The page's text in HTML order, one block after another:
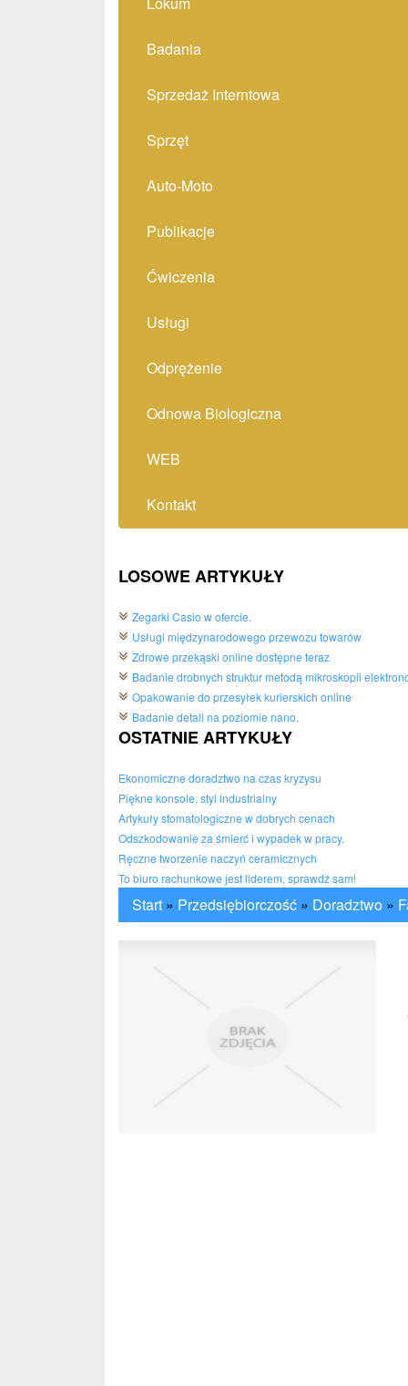
Badania
Sprzedaż Interntowa
Sprzęt
Auto-Moto
Publikacje
Ćwiczenia
Usługi
Odprężenie
Odnowa Biologiczna
WEB
Kontakt
LOSOWE ARTYKUŁY
Zegarki Casio w ofercie.
Usługi międzynarodowego przewozu towarów
Zdrowe przekąski online dostępne teraz
Badanie drobnych struktur metodą mikroskopii
Opakowanie do przesyłek kurierskich online
Badanie detali na poziomie nano.
OSTATNIE ARTYKUŁY
Ekonomiczne doradztwo na czas kryzysu
Piękne konsole, styl industrialny
Artykuły stomatologiczne w dobrych cenach
Odszkodowanie za śmierć i wypadek w pracy.
Ręczne tworzenie naczyń ceramicznych
To biuro rachunkowe jest liderem, sprawdź sam!
Start » Przedsiębiorczość » Doradztwo »